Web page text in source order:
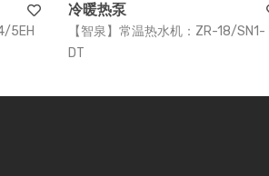
5EH
冷暖热泵
【智泉】常温热水机：ZR-18/SN1-
DT